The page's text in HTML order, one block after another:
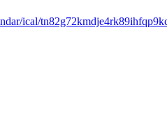
ical/